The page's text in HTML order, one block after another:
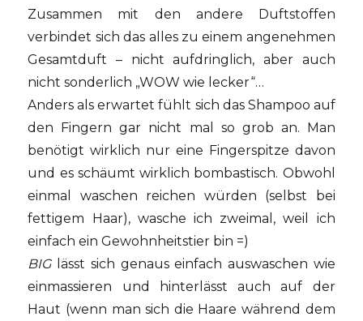
Zusammen mit den andere Duftstoffen
verbindet sich das alles zu einem angenehmen
Gesamtduft – nicht aufdringlich, aber auch
nicht sonderlich „WOW wie lecker“…
Anders als erwartet fühlt sich das Shampoo auf
den Fingern gar nicht mal so grob an. Man
benötigt wirklich nur eine Fingerspitze davon
und es schäumt wirklich bombastisch. Obwohl
einmal waschen reichen würden (selbst bei
fettigem Haar), wasche ich zweimal, weil ich
einfach ein Gewohnheitstier bin =)
BIGlässt sich genaus einfach auswaschen wie
einmassieren und hinterlässt auch auf der
Haut (wenn man sich die Haare während dem